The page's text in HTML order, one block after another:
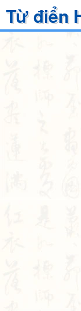
Từ điển